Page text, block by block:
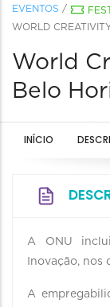
EVENTOS /
WORLD
World
Belo
INÍCIO
A ONU
Inovação, nos
A